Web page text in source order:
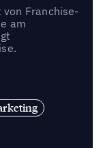
Franchise-
am